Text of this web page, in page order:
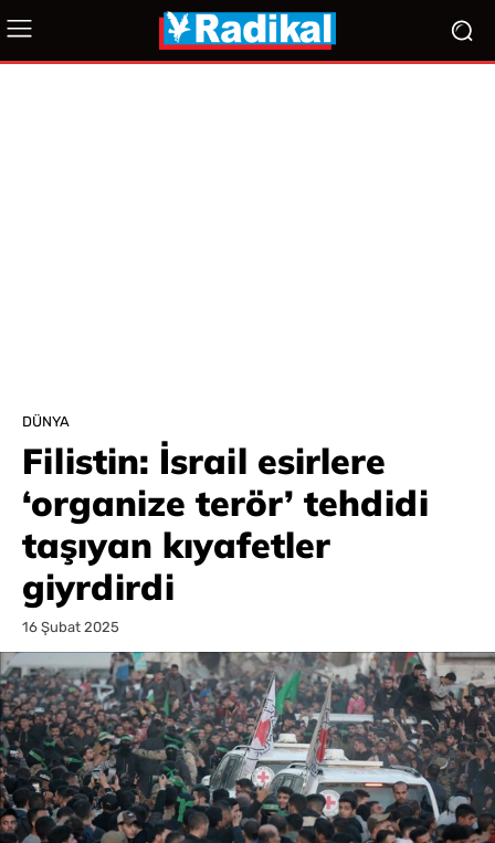
DÜNYA
Filistin: İsrail esirlere
‘organize terör’ tehdidi
taşıyan kıyafetler
giyrdirdi
16 Şubat 2025